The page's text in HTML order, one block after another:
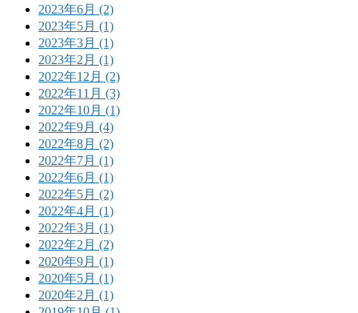
2023年6月 (2)
2023年5月 (1)
2023年3月 (1)
2023年2月 (1)
2022年12月 (2)
2022年11月 (3)
2022年10月 (1)
2022年9月 (4)
2022年8月 (2)
2022年7月 (1)
2022年6月 (1)
2022年5月 (2)
2022年4月 (1)
2022年3月 (1)
2022年2月 (2)
2020年9月 (1)
2020年5月 (1)
2020年2月 (1)